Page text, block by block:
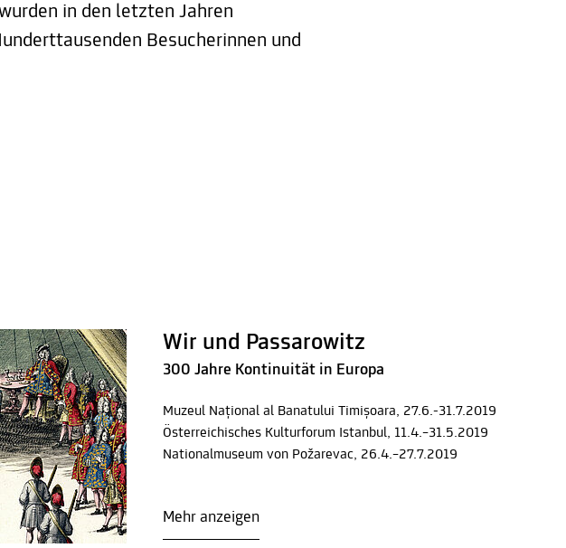
in den letzten Jahren
Besucherinnen und
Wir und Passarowitz
300 Jahre Kontinuität in Europa
Muzeul Național al Banatului Timișoara, 27.6.-31.7.2019
Österreichisches Kulturforum Istanbul, 11.4.–31.5.2019
Nationalmuseum von Požarevac, 26.4.–27.7.2019
Mehr anzeigen